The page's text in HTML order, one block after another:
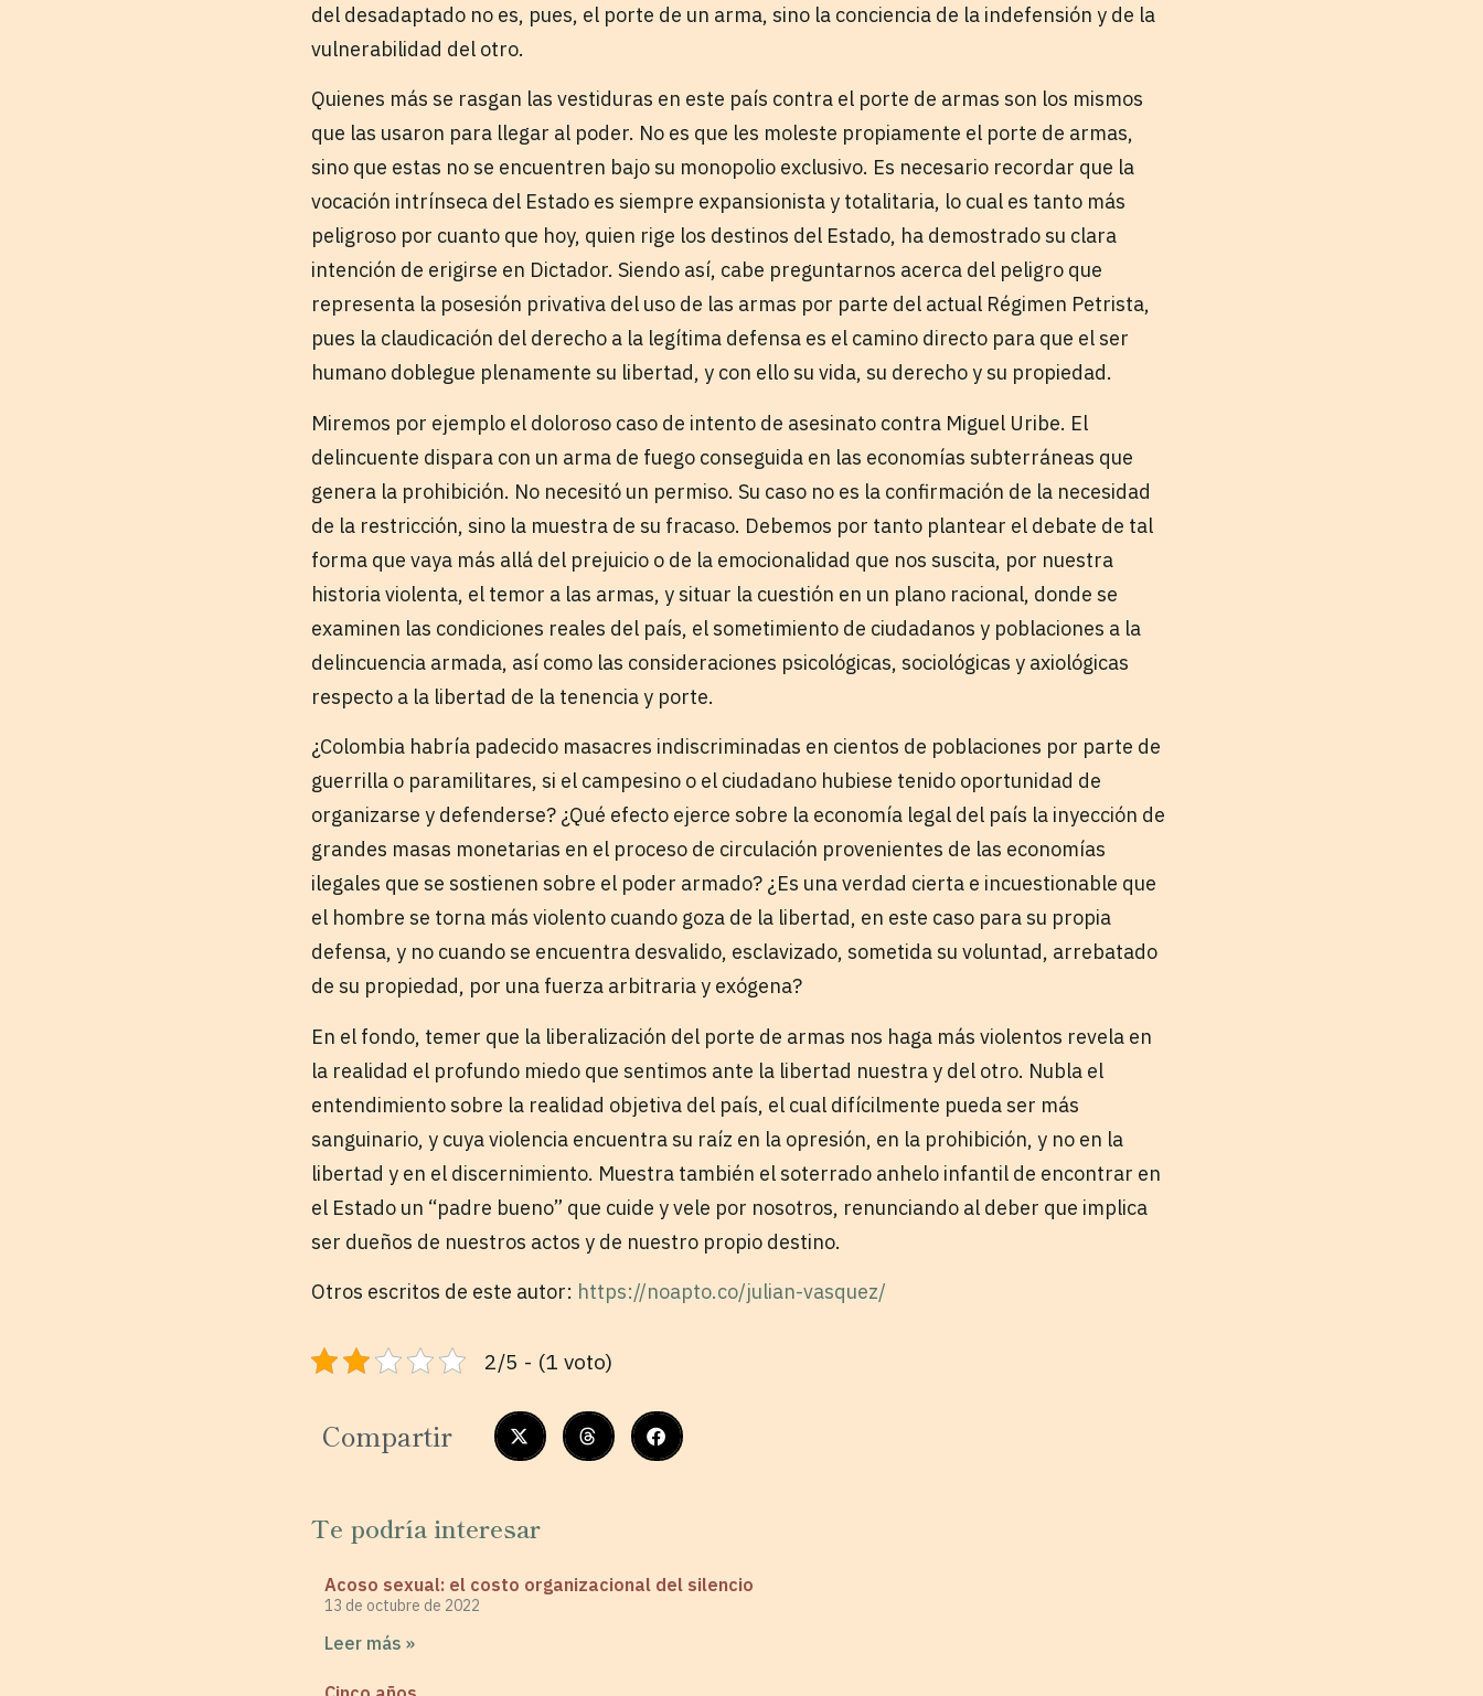
del desadaptado no es, pues, el porte de un arma, sino la conciencia de la indefensión y de la
vulnerabilidad del otro.
Quienes más se rasgan las vestiduras en este país contra el porte de armas son los mismos
que las usaron para llegar al poder. No es que les moleste propiamente el porte de armas,
sino que estas no se encuentren bajo su monopolio exclusivo. Es necesario recordar que la
vocación intrínseca del Estado es siempre expansionista y totalitaria, lo cual es tanto más
peligroso por cuanto que hoy, quien rige los destinos del Estado, ha demostrado su clara
intención de erigirse en Dictador. Siendo así, cabe preguntarnos acerca del peligro que
representa la posesión privativa del uso de las armas por parte del actual Régimen Petrista,
pues la claudicación del derecho a la legítima defensa es el camino directo para que el ser
humano doblegue plenamente su libertad, y con ello su vida, su derecho y su propiedad.
Miremos por ejemplo el doloroso caso de intento de asesinato contra Miguel Uribe. El
delincuente dispara con un arma de fuego conseguida en las economías subterráneas que
genera la prohibición. No necesitó un permiso. Su caso no es la confirmación de la necesidad
de la restricción, sino la muestra de su fracaso. Debemos por tanto plantear el debate de tal
forma que vaya más allá del prejuicio o de la emocionalidad que nos suscita, por nuestra
historia violenta, el temor a las armas, y situar la cuestión en un plano racional, donde se
examinen las condiciones reales del país, el sometimiento de ciudadanos y poblaciones a la
delincuencia armada, así como las consideraciones psicológicas, sociológicas y axiológicas
respecto a la libertad de la tenencia y porte.
¿Colombia habría padecido masacres indiscriminadas en cientos de poblaciones por parte de
guerrilla o paramilitares, si el campesino o el ciudadano hubiese tenido oportunidad de
organizarse y defenderse? ¿Qué efecto ejerce sobre la economía legal del país la inyección de
grandes masas monetarias en el proceso de circulación provenientes de las economías
ilegales que se sostienen sobre el poder armado? ¿Es una verdad cierta e incuestionable que
el hombre se torna más violento cuando goza de la libertad, en este caso para su propia
defensa, y no cuando se encuentra desvalido, esclavizado, sometida su voluntad, arrebatado
de su propiedad, por una fuerza arbitraria y exógena?
En el fondo, temer que la liberalización del porte de armas nos haga más violentos revela en
la realidad el profundo miedo que sentimos ante la libertad nuestra y del otro. Nubla el
entendimiento sobre la realidad objetiva del país, el cual difícilmente pueda ser más
sanguinario, y cuya violencia encuentra su raíz en la opresión, en la prohibición, y no en la
libertad y en el discernimiento. Muestra también el soterrado anhelo infantil de encontrar en
el Estado un “padre bueno” que cuide y vele por nosotros, renunciando al deber que implica
ser dueños de nuestros actos y de nuestro propio destino.
Otros escritos de este autor: https://noapto.co/julian-vasquez/
2/5 - (1 voto)
Compartir
Te podría interesar
Acoso sexual: el costo organizacional del silencio
13 de octubre de 2022
Leer más »